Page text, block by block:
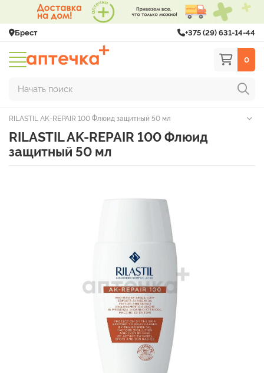
Брест +375 (29) 631-14-44
0
Начать поиск
RILASTIL AK-REPAIR 100 Флюид защитный 50 мл
RILASTIL AK-REPAIR 100 Флюид
защитный 50 мл